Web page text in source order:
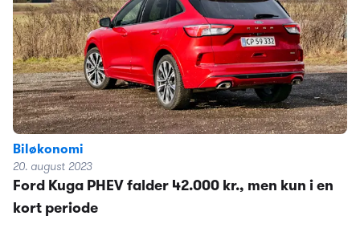
Biløkonomi
20. august 2023
Ford Kuga PHEV falder 42.000 kr., men kun i en
kort periode